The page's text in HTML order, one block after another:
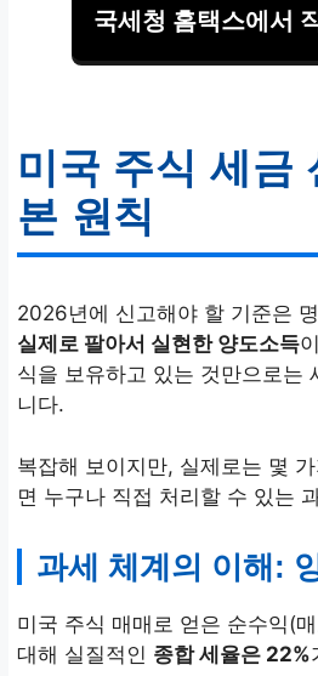
2026
국세청 홈택스에서
미국 주식 세금
본 원칙
2026년에 신고해야 할 기준은
실제로 팔아서 실현한 양도소득
식을 보유하고 있는 것만으로는
니다.
복잡해 보이지만, 실제로는 몇
면 누구나 직접 처리할 수 있는
과세 체계의 이해:
미국 주식 매매로 얻은 순수익(
대해 실질적인 종합 세율은 22%